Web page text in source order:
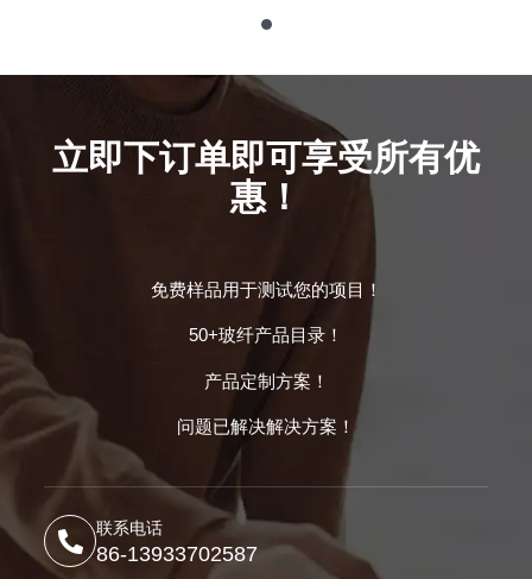
立即下订单即可享受所有优
惠！
免费样品用于测试您的项目！
50+玻纤产品目录！
产品定制方案！
问题已解决解决方案！
联系电话
86-13933702587